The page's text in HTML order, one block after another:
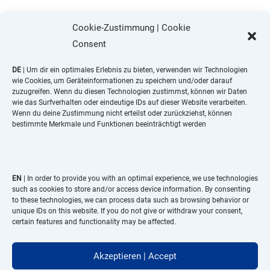
Cookie-Zustimmung | Cookie
Consent
DE | Um dir ein optimales Erlebnis zu bieten, verwenden wir Technologien
wie Cookies, um Geräteinformationen zu speichern und/oder darauf
zuzugreifen. Wenn du diesen Technologien zustimmst, können wir Daten
wie das Surfverhalten oder eindeutige IDs auf dieser Website verarbeiten.
Wenn du deine Zustimmung nicht erteilst oder zurückziehst, können
bestimmte Merkmale und Funktionen beeinträchtigt werden
EN
| In order to provide you with an optimal experience, we use technologies
such as cookies to store and/or access device information. By consenting
to these technologies, we can process data such as browsing behavior or
unique IDs on this website. If you do not give or withdraw your consent,
certain features and functionality may be affected.
Akzeptieren | Accept
Hohn 26a
53578 Windhagen
 +49 2645 – 9741194
info@bag-handling.de